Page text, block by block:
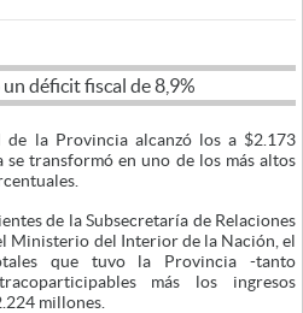
la Provincia alcanzó los a $2.173
se transformó en uno de los más altos
de la Subsecretaría de Relaciones
Ministerio del Interior de la Nación, el
que tuvo la Provincia -tanto
más los ingresos
millones.